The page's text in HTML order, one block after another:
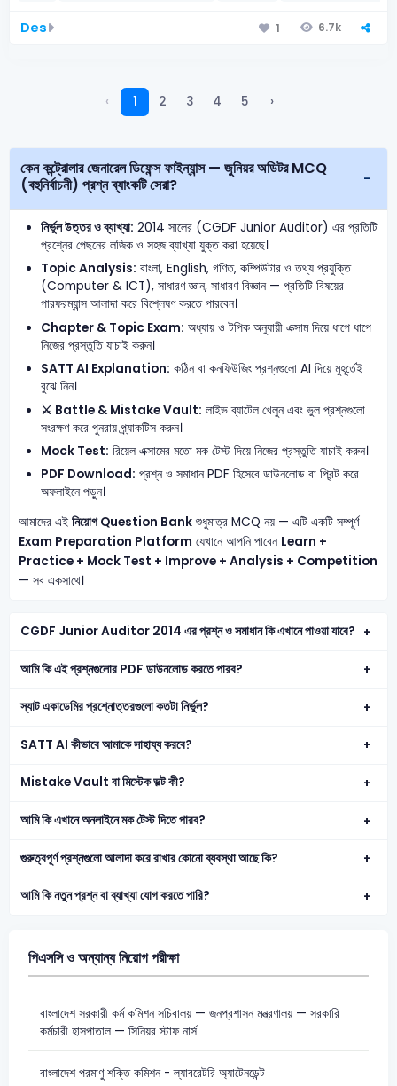
Des 1 6.7k
‹ 1 2 3 4 5 ›
কেন কন্ট্রোলার জেনারেল ডিফেন্স ফাইন্যান্স — জুনিয়র অডিটর MCQ
(বহুনির্বাচনী) প্রশ্ন ব্যাংকটি সেরা?
নির্ভুল উত্তর ও ব্যাখ্যা: 2014 সালের (CGDF Junior Auditor) এর প্রতিটি
প্রশ্নের পেছনের লজিক ও সহজ ব্যাখ্যা যুক্ত করা হয়েছে।
Topic Analysis: বাংলা, English, গণিত, কম্পিউটার ও তথ্য প্রযুক্তি
(Computer & ICT), সাধারণ জ্ঞান, সাধারণ বিজ্ঞান — প্রতিটি বিষয়ের
পারফরম্যান্স আলাদা করে বিশ্লেষণ করতে পারবেন।
Chapter & Topic Exam: অধ্যায় ও টপিক অনুযায়ী এক্সাম দিয়ে ধাপে ধাপে
নিজের প্রস্তুতি যাচাই করুন।
SATT AI Explanation: কঠিন বা কনফিউজিং প্রশ্নগুলো AI দিয়ে মুহূর্তেই
বুঝে নিন।
⚔️ Battle & Mistake Vault: লাইভ ব্যাটেল খেলুন এবং ভুল প্রশ্নগুলো
সংরক্ষণ করে পুনরায় প্র্যাকটিস করুন।
Mock Test: রিয়েল এক্সামের মতো মক টেস্ট দিয়ে নিজের প্রস্তুতি যাচাই করুন।
PDF Download: প্রশ্ন ও সমাধান PDF হিসেবে ডাউনলোড বা প্রিন্ট করে
অফলাইনে পড়ুন।
আমাদের এই নিয়োগ Question Bankশুধুমাত্র MCQ নয় — এটি একটি সম্পূর্ণ
Exam Preparation Platform যেখানে আপনি পাবেন Learn +
Practice + Mock Test + Improve + Analysis + Competition
— সব একসাথে।
CGDF Junior Auditor 2014 এর প্রশ্ন ও সমাধান কি এখানে পাওয়া যাবে?
আমি কি এই প্রশ্নগুলোর PDF ডাউনলোড করতে পারব?
স্যাট একাডেমির প্রশ্নোত্তরগুলো কতটা নির্ভুল?
SATT AI কীভাবে আমাকে সাহায্য করবে?
Mistake Vault বা মিস্টেক ভল্ট কী?
আমি কি এখানে অনলাইনে মক টেস্ট দিতে পারব?
গুরুত্বপূর্ণ প্রশ্নগুলো আলাদা করে রাখার কোনো ব্যবস্থা আছে কি?
আমি কি নতুন প্রশ্ন বা ব্যাখ্যা যোগ করতে পারি?
পিএসসি ও অন্যান্য নিয়োগ পরীক্ষা
বাংলাদেশ সরকারী কর্ম কমিশন সচিবালয় — জনপ্রশাসন মন্ত্রণালয় — সরকারি
কর্মচারী হাসপাতাল — সিনিয়র স্টাফ নার্স
বাংলাদেশ পরমাণু শক্তি কমিশন - ল্যাবরেটরি অ্যাটেনডেন্ট